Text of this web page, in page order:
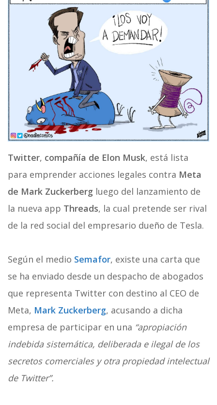
Twitter, compañía de Elon Musk, está lista
para emprender acciones legales contra Meta
de Mark Zuckerberg luego del lanzamiento de
la nueva app Threads, la cual pretende ser rival
de la red social del empresario dueño de Tesla.
Según el medio Semafor, existe una carta que
se ha enviado desde un despacho de abogados
que representa Twitter con destino al CEO de
Meta, Mark Zuckerberg, acusando a dicha
empresa de participar en una “apropiación
indebida sistemática, deliberada e ilegal de los
secretos comerciales y otra propiedad intelectual
de Twitter”.